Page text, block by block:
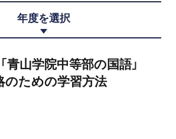
英検®対策
年度を選択
青山学院中等部の国語」
のための学習方法